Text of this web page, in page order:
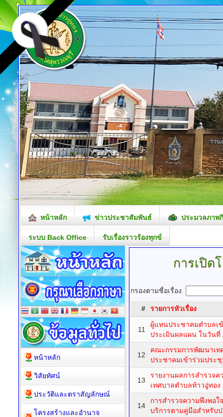
หน้าหลัก ข่าวประชาสัมพันธ์ ประมวลภาพ
ระบบ Back Office รับเรื่องราวร้องทุกข์
การเปิด
กรองตามชื่อเรื่อง
# รายการหัวเรื่อง
11
ผู้แทนประชาคมตำบลเ
ประเมินผลแผน ในวันที่
12
คณะกรรมการพัฒนาเ
ประชาคมเข้าร่วมประ
13
รายงานผลการสำรวจค
เทศบาลตำบลท้าวอู่ทอ
14
การสำรวจความพึงพอ
บริการตามคู่มือสำหรับ
หน้าหลัก
วิสัยทัศน์
ประวัติและตราสัญลักษณ์
โครงสร้างและอำนาจ